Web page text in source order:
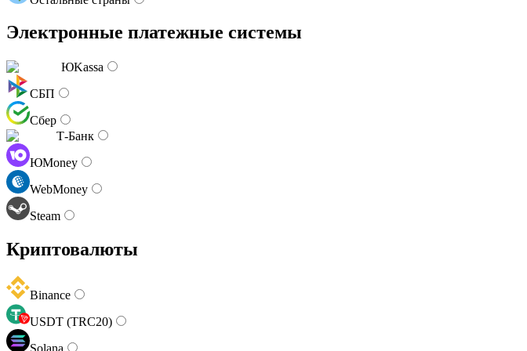
Электронные платежные системы
ЮKassa
СБП
Сбер
Т-Банк
ЮMoney
WebMoney
Steam
Криптовалюты
Binance
USDT (TRC20)